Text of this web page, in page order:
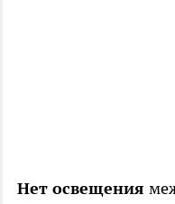
Нет освещения